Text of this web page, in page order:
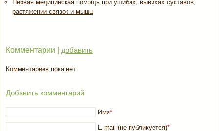
Первая медицинская помощь при ушибах, вывихах суставов,
растяжении связок и мышц
Комментарии | добавить
Комментариев пока нет.
Добавить комментарий
Имя*
E-mail (не публикуется)*